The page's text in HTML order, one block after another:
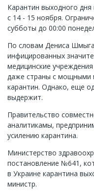
Карантин выходного
с 14 - 15 ноября.
субботы до 00:00
По словам Дениса
инфицированных
медицинские
даже страны с мощными
карантин. Однако, еще
выдержит.
Правительство
аналитикамы,
усилению карантина.
Министерство
постановление №641,
в Украине карантина
министр.